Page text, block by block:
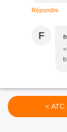
Répondre
F
< ATC...